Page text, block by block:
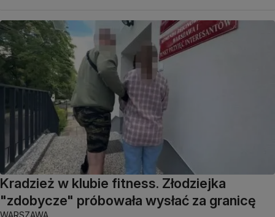
Kradzież w klubie fitness. Złodziejka
"zdobycze" próbowała wysłać za granicę
WARSZAWA